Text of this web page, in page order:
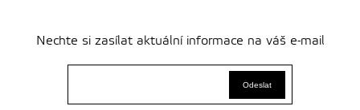
Nechte si zasílat aktuální informace na váš e-mail